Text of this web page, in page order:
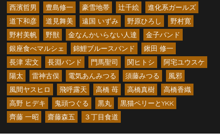
西濱哲男
豊島修一 豪雪地帯 辻千絵
進化系ガールズ
道下和彦
道見舞美 遠国 いずみ 野原ひろし
野村寛
野村美帆
野獣 金なんかいらない人達
金子バンド
銀座食べマルシェ
錦鯉ブルースバンド
鍬田 修一
長津 宏文
長淵バンド 門馬聖司 関ヒトシ
阿宅ユウスケ
陽太
雷神古俣 電気あんみつる 須藤みつる
風邪
風間ヤスヒロ
飛呼露天 高橋 苺 高橋真樹
高橋香織
高野 ヒデキ
鬼頭つぐる 黒丸
黒猫ペリーとYKK
齊藤 一昭
齋藤森五 ３丁目食道